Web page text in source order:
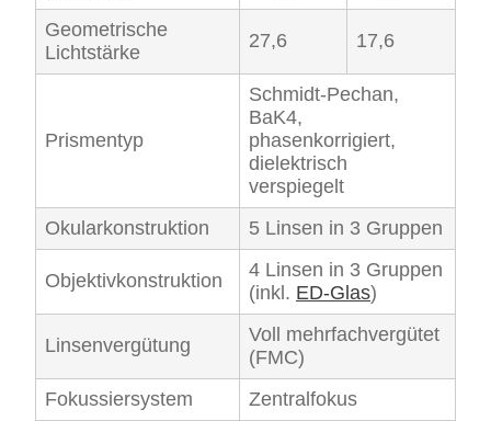
Geometrische
Lichtstärke
27,6 17,6
Prismentyp
Schmidt-Pechan,
BaK4,
phasenkorrigiert,
dielektrisch
verspiegelt
Okularkonstruktion
5 Linsen in 3 Gruppen
Objektivkonstruktion
4 Linsen in 3 Gruppen
(inkl. ED-Glas)
Linsenvergütung
Voll mehrfachvergütet
(FMC)
Fokussiersystem
Zentralfokus